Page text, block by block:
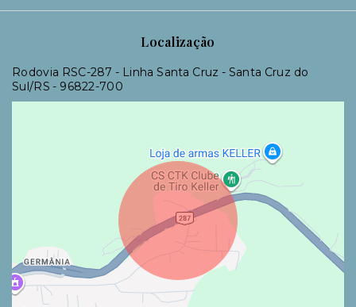
Localização
Rodovia RSC-287 - Linha Santa Cruz - Santa Cruz do
Sul/RS - 96822-700